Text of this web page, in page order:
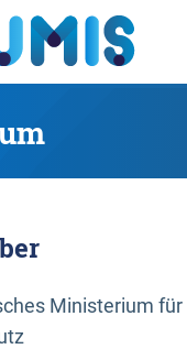
Ministerium für